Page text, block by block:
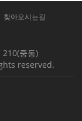
찾아오시는길
중동)
reserved.